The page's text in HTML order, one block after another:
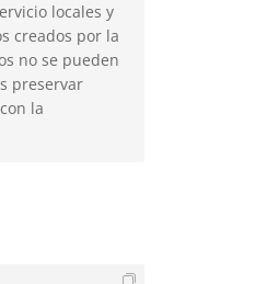
locales y
creados por la
no se pueden
preservar
la